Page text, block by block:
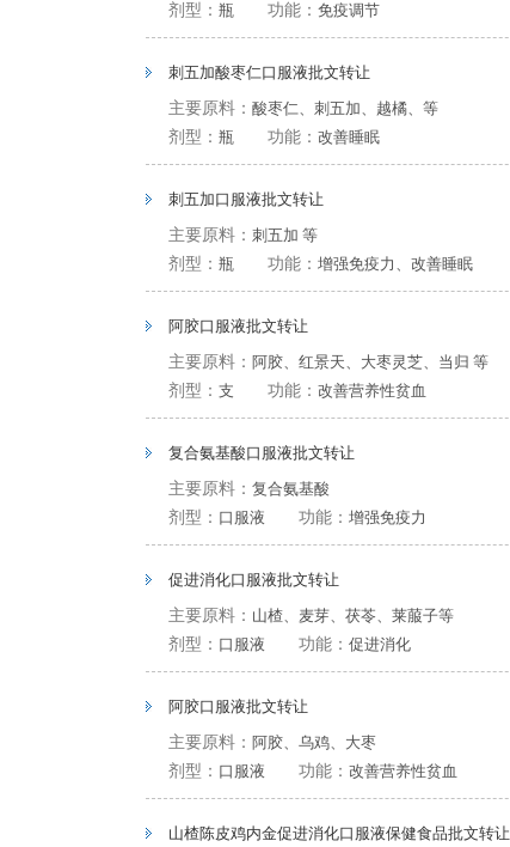
剂型： 瓶 功能： 免疫调节
刺五加酸枣仁口服液批文转让
主要原料： 酸枣仁、刺五加、越橘、等
剂型： 瓶 功能： 改善睡眠
刺五加口服液批文转让
主要原料： 刺五加 等
剂型： 瓶 功能： 增强免疫力、改善睡眠
阿胶口服液批文转让
主要原料： 阿胶、红景天、大枣灵芝、当归 等
剂型： 支 功能： 改善营养性贫血
复合氨基酸口服液批文转让
主要原料： 复合氨基酸
剂型： 口服液 功能： 增强免疫力
促进消化口服液批文转让
主要原料： 山楂、麦芽、茯苓、莱菔子等
剂型： 口服液 功能： 促进消化
阿胶口服液批文转让
主要原料： 阿胶、乌鸡、大枣
剂型： 口服液 功能： 改善营养性贫血
山楂陈皮鸡内金促进消化口服液保健食品批文转让